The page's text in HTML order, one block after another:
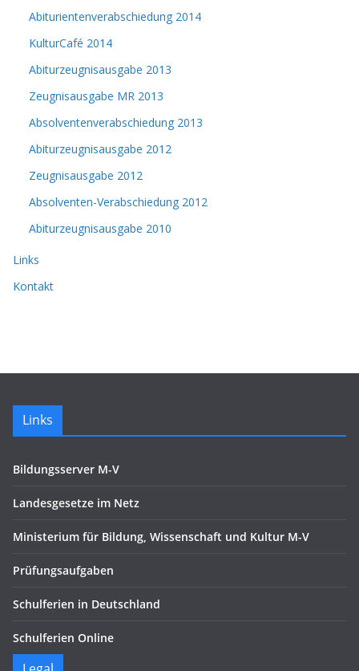
Abiturientenverabschiedung 2014
KulturCafé 2014
Abiturzeugnisausgabe 2013
Zeugnisausgabe MR 2013
Absolventenverabschiedung 2013
Abiturzeugnisausgabe 2012
Zeugnisausgabe 2012
Absolventen-Verabschiedung 2012
Abiturzeugnisausgabe 2010
Links
Kontakt
Links
Bildungsserver M-V
Landesgesetze im Netz
Ministerium für Bildung, Wissenschaft und Kultur M-V
Prüfungsaufgaben
Schulferien in Deutschland
Schulferien Online